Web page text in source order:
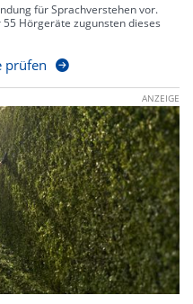
für Sprachverstehen vor.
Hörgeräte zugunsten dieses
prüfen
ANZEIGE